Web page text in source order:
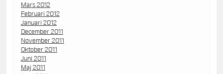
Mars 2012
Februari 2012
Januari 2012
December 2011
November 2011
Oktober 2011
Juni 2011
Maj 2011